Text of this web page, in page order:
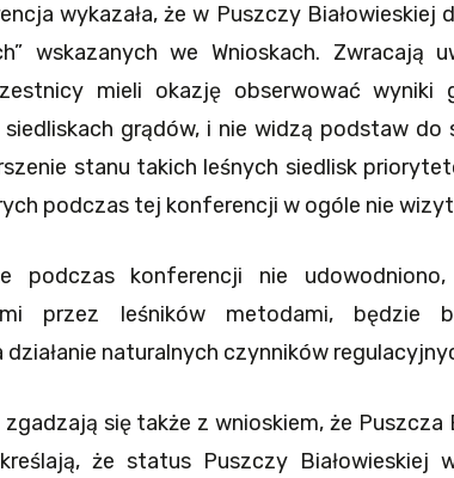
wykazała, że w Puszczy Białowieskiej
wskazanych we Wnioskach. Zwracają
mieli okazję obserwować wyniki
grądów, i nie widzą podstaw do
stanu takich leśnych siedlisk
podczas tej konferencji w ogóle nie
podczas konferencji nie
przez leśników metodami, będzie
działanie naturalnych czynników
się także z wnioskiem, że Puszcza
że status Puszczy Białowieskiej